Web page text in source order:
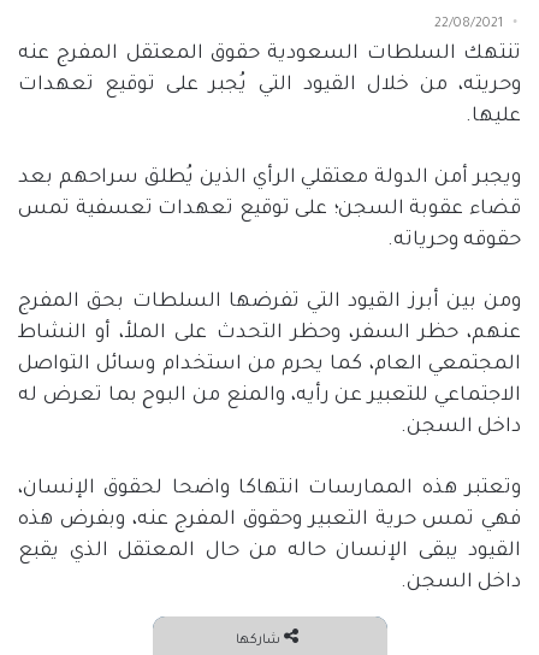
22/08/2021
تنتهك السلطات السعودية حقوق المعتقل المفرج عنه
وحريته، من خلال القيود التي يُجبر على توقيع تعهدات
عليها.
ويجبر أمن الدولة معتقلي الرأي الذين يُطلق سراحهم بعد
قضاء عقوبة السجن؛ على توقيع تعهدات تعسفية تمس
حقوقه وحرياته.
ومن بين أبرز القيود التي تفرضها السلطات بحق المفرج
عنهم، حظر السفر، وحظر التحدث على الملأ، أو النشاط
المجتمعي العام، كما يحرم من استخدام وسائل التواصل
الاجتماعي للتعبير عن رأيه، والمنع من البوح بما تعرض له
داخل السجن.
وتعتبر هذه الممارسات انتهاكا واضحا لحقوق الإنسان،
فهي تمس حرية التعبير وحقوق المفرج عنه، وبفرض هذه
القيود يبقى الإنسان حاله من حال المعتقل الذي يقبع
داخل السجن.
شاركها